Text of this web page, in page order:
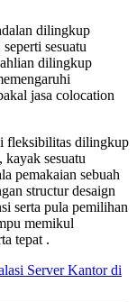
dilingkup
sesuatu
dilingkup
jasa colocation
fleksibilitas dilingkup
kayak sesuatu
pemakaian sebuah
structur desaign
serta pula pemilihan
memikul
tepat .
Server Kantor di